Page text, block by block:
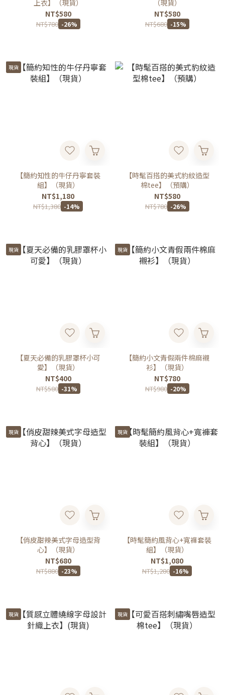
上衣】（現貨）
NT$580
NT$780 -26%
（現貨）
NT$580
NT$680 -15%
現貨
【簡約知性的牛仔丹寧套裝
組】（現貨）
NT$1,180
NT$1,380 -14%
【時髦百搭的美式豹紋造型
棉tee】（預購）
NT$580
NT$780 -26%
現貨
【夏天必備的乳膠罩杯小可
愛】（現貨）
NT$400
NT$580 -31%
現貨
【簡約小文青假兩件棉麻襯
衫】（現貨）
NT$780
NT$980 -20%
現貨
【俏皮甜辣美式字母造型背
心】（現貨）
NT$680
NT$880 -23%
現貨
【時髦簡約風背心+寬褲套裝
組】（現貨）
NT$1,080
NT$1,280 -16%
現貨 現貨